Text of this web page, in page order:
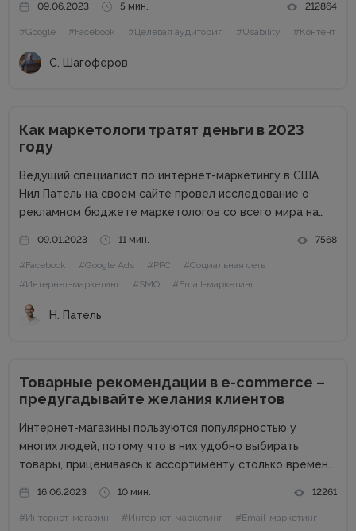
интернет-маркетинга WebPromoExperts в цифрах: 37
000 уникальных посетителей, 90 000 подписчиков...
09.06.2023 5 мин. 212864
#Google #Facebook #Целевая аудитория #Usability #Контент
С. Шагоферов
Как маркетологи тратят деньги в 2023
году
Ведущий специалист по интернет-маркетингу в США
Нил Патель на своем сайте провел исследование о
рекламном бюджете маркетологов со всего мира на
подвешенном состоянии из-за набирающей обороты
инфляции, войны, роста процентных ставок и других
факторов,...
09.01.2023 11 мин. 7568
#Facebook #Google Ads #PPC
#Социальная сеть
#Интернет-маркетинг
#SMO #Email-маркетинг
Н. Патель
Товарные рекомендации в e-commerce –
предугадывайте желания клиентов
Интернет-магазины пользуются популярностью у
многих людей, потому что в них удобно выбирать
товары, прицениваясь к ассортименту столько времени,
комфортной обстановке без назойливых консультантов.
Но в этом кроется и минус онлайн-торговли – нет
16.06.2023 10 мин. 12261
#Интернет-магазин #Интернет-маркетинг #Email-маркетинг